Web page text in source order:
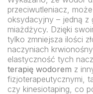
przeciwutleniacz,
oksydacyjny – jedną z
miażdżycy. Dzięki
tylko zmniejsza ilości
naczyniach
elastyczność tych
terapię wodorem z
fizjoterapeutycznymi,
czy kinesiotaping, co